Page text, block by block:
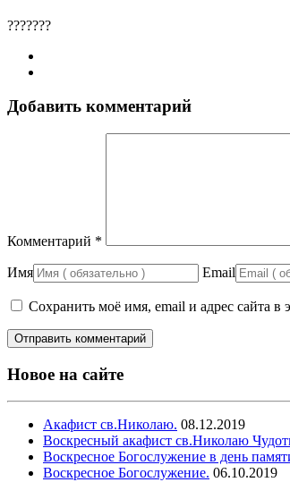
???????
Добавить комментарий
Комментарий *
Имя Email
Сохранить моё имя, email и адрес сайта
Новое на сайте
Акафист св.Николаю. 08.12.2019
Воскресный акафист св.Николаю
Воскресное Богослужение в день
Воскресное Богослужение. 06.10.2019